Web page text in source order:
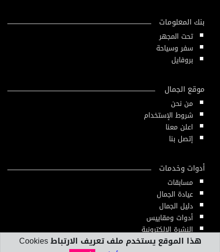
بنك المعلومات
تحت المجهر
سفر وسياحة
بروفايل
موقع الجمال
من نحن
شروط الإستخدام
اعلن معنا
إتصل بنا
أدوات وخدمات
مسابقات
عيادة الجمال
دليل الجمال
أدوات ومقاييس
النشرة الإلكترونية
هذا الموقع يستخدم ملف تعريف الارتباط Cookies